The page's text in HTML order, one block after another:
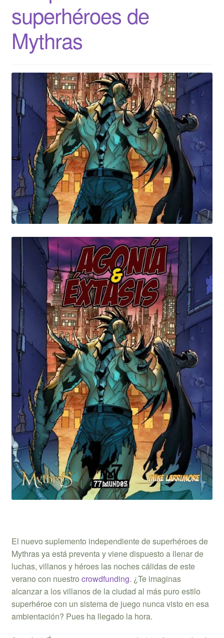
superhéroes de
Mythras
El nuevo suplemento independiente de superhéroes de
Mythras ya está preventa y viene dispuesto a llenar de
luchas, villanos y héroes las noches cálidas de este
verano con nuestro crowdfunding. ¿Te imaginas
alcanzar a los villanos de la ciudad al más puro estilo
superhéroe con un sistema de juego nunca visto en esa
ambientación? Pues ha llegado la hora.